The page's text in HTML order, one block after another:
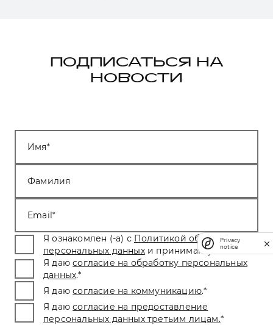
ПОДПИСАТЬСЯ НА
НОВОСТИ
Имя
Фамилия
Email
Я ознакомлен (-а) с Политикой обработки
персональных данных и принимаю условия.
Я даю согласие на обработку персональных
данных.*
Я даю согласие на коммуникацию.*
Я даю согласие на предоставление
персональных данных третьим лицам.*
Privacy
notice